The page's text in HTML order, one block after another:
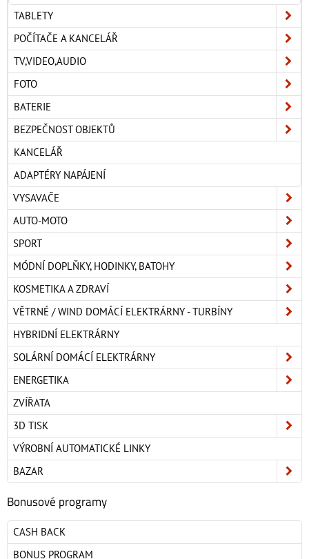
TABLETY
POČÍTAČE A KANCELÁŘ
TV,VIDEO,AUDIO
FOTO
BATERIE
BEZPEČNOST OBJEKTŮ
KANCELÁŘ
ADAPTÉRY NAPÁJENÍ
VYSAVAČE
AUTO-MOTO
SPORT
MÓDNÍ DOPLŇKY, HODINKY, BATOHY
KOSMETIKA A ZDRAVÍ
VĚTRNÉ / WIND DOMÁCÍ ELEKTRÁRNY - TURBÍNY
HYBRIDNÍ ELEKTRÁRNY
SOLÁRNÍ DOMÁCÍ ELEKTRÁRNY
ENERGETIKA
ZVÍŘATA
3D TISK
VÝROBNÍ AUTOMATICKÉ LINKY
BAZAR
Bonusové programy
CASH BACK
BONUS PROGRAM